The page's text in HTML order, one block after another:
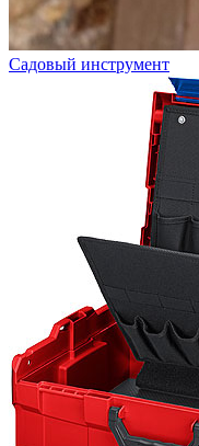
Садовый инструмент